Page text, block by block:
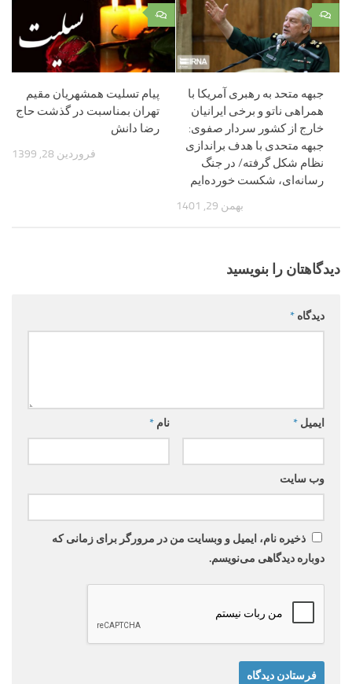
۰
پیام تسلیت همشهریان مقیم
تهران بمناسبت در گذشت حاج
رضا دانش
فروردین 28, 1399
۰
جبهه متحد به رهبری آمریکا با
همراهی ناتو و برخی ایرانیان
خارج از کشور سردار صفوی:
جبهه متحدی با هدف براندازی
نظام شکل گرفته/ در جنگ
رسانه‌ای، شکست خورده‌ایم
بهمن 29, 1401
دیدگاهتان را بنویسید
دیدگاه *
نام * ایمیل *
وب‌ سایت
ذخیره نام، ایمیل و وبسایت من در مرورگر برای زمانی که
دوباره دیدگاهی می‌نویسم.